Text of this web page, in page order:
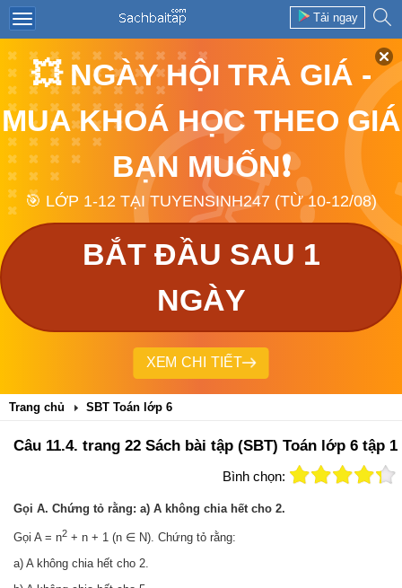
Tải ngay
💥 NGÀY HỘI TRẢ GIÁ -
MUA KHOÁ HỌC THEO GIÁ
BẠN MUỐN❗
🎯 LỚP 1-12 TẠI TUYENSINH247 (TỪ 10-12/08)
BẮT ĐẦU SAU 1
NGÀY
XEM CHI TIẾT
Trang chủ SBT Toán lớp 6
Câu 11.4. trang 22 Sách bài tập (SBT) Toán lớp 6 tập 1
Bình chọn:
Gọi A. Chứng tỏ rằng: a) A không chia hết cho 2.
Gọi A = n2 + n + 1 (n ∈ N). Chứng tỏ rằng:
a) A không chia hết cho 2.